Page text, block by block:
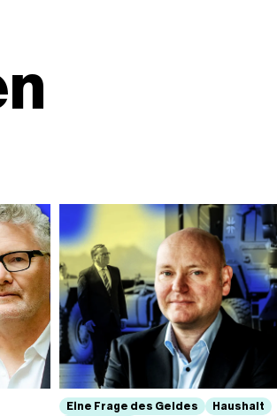
Eine Frage des Geldes
Haushalt